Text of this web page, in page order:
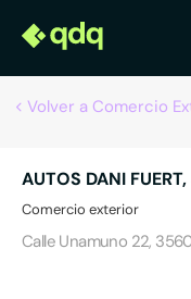
Volver a Comercio
AUTOS DANI FUERT,
Comercio exterior
Calle Unamuno 22,